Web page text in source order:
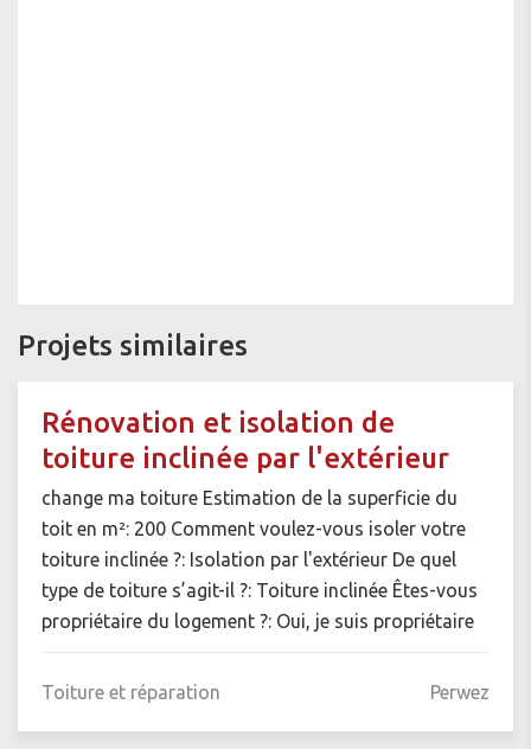
Projets similaires
Rénovation et isolation de
toiture inclinée par l'extérieur
change ma toiture Estimation de la superficie du
toit en m²: 200 Comment voulez-vous isoler votre
toiture inclinée ?: Isolation par l'extérieur De quel
type de toiture s’agit-il ?: Toiture inclinée Êtes-vous
propriétaire du logement ?: Oui, je suis propriétaire
Toiture et réparation Perwez